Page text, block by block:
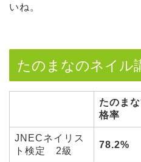
いね。
たのまなのネイル
たのま
格率
JNECネイリス
ト検定 2級
78.2%